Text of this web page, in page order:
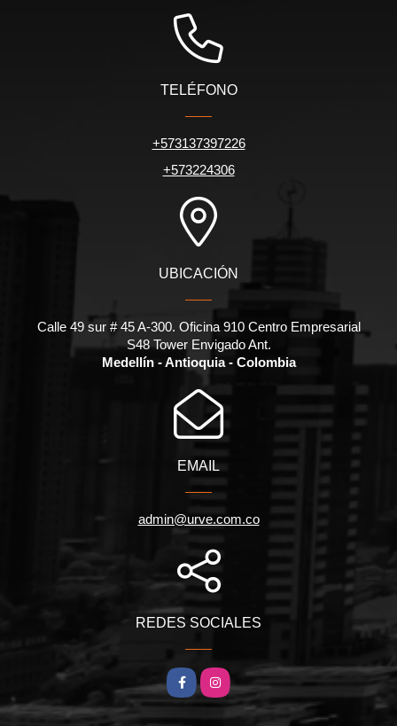
TELÉFONO
+573137397226
+573224306
UBICACIÓN
Calle 49 sur # 45 A-300. Oficina 910 Centro Empresarial
S48 Tower Envigado Ant.
Medellín - Antioquia - Colombia
EMAIL
admin@urve.com.co
REDES SOCIALES
FacebookInstagram